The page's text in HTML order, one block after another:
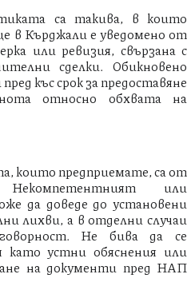
са такива, в които
в Кърджали e уведоменo от
или ревизия, свързана с
сделки. Обикновено
къс срок за предоставяне
относно обхвата на
които предприемате, са от
или
да доведе до установени
лихви, а в отделни случаи
Не бива да се
като устни обяснения или
на документи пред НАП